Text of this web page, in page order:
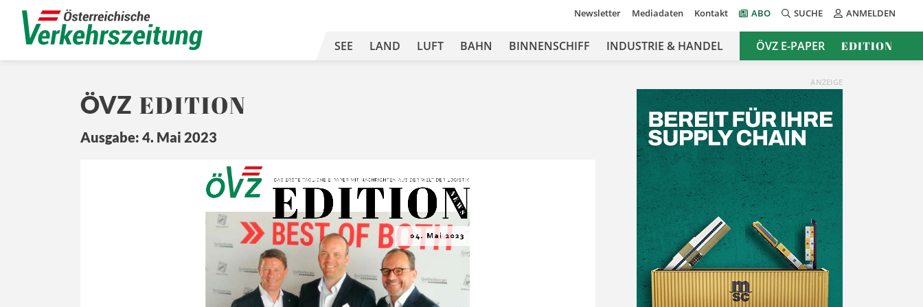
Newsletter Mediadaten Kontakt ABO SUCHE ANMELDEN
SEE LAND LUFT BAHN BINNENSCHIFF INDUSTRIE & HANDEL ÖVZ E-PAPER EDITION
ÖVZ EDITION
Ausgabe: 4. Mai 2023
Z
Ö
04. Mai 2023
EDITION
DA S ERSTE TÄGLICHE E- PAPER MIT NA CHRICHTEN A US DER WELT DER L OGISTIK
N E
W S
ANZEIGE